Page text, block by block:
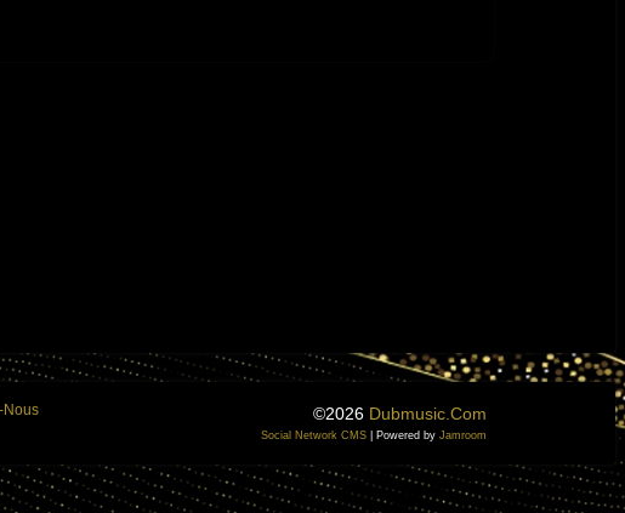
Nous ©2026 Dubmusic.com
Social Network CMS | Powered by Jamroom